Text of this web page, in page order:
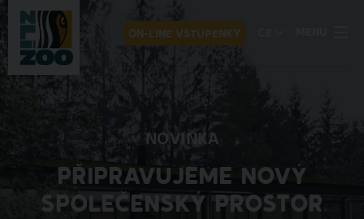
ON-LINE VSTUPENKY
NOVINKA
PŘIPRAVUJEME NOVÝ
SPOLEČENSKÝ PROSTOR